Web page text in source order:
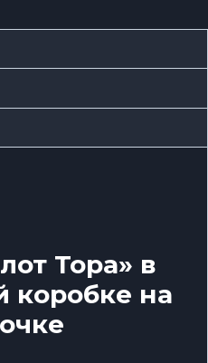
Тора» в
коробке на